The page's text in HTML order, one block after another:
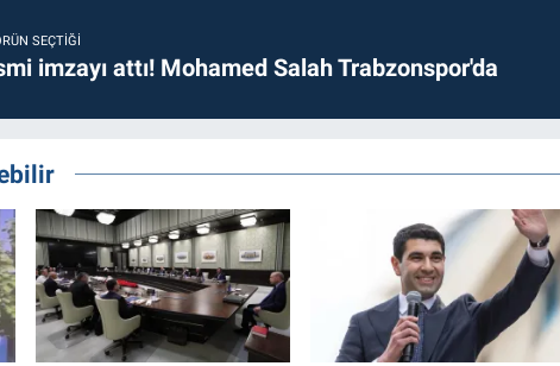
SEÇTIĞI
imzayı attı! Mohamed Salah Trabzonspor'da